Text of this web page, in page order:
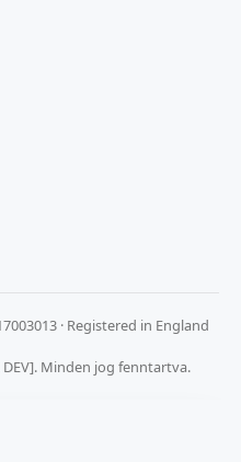
· Registered in England
DEV]. Minden jog fenntartva.